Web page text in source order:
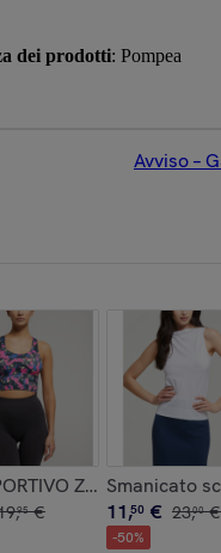
dei prodotti: Pompea
Avviso –
Zoom
,95 €
Smanicato
11,50 € 23,00 €
-50%